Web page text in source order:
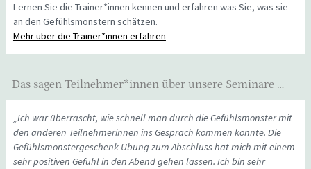
Lernen Sie die Trainer*innen kennen und erfahren was Sie, was sie
an den Gefühlsmonstern schätzen.
Mehr über die Trainer*innen erfahren
Das sagen Teilnehmer*innen über unsere Seminare …
„Ich war überrascht, wie schnell man durch die Gefühlsmonster mit
den anderen Teilnehmerinnen ins Gespräch kommen konnte. Die
Gefühlsmonstergeschenk-Übung zum Abschluss hat mich mit einem
sehr positiven Gefühl in den Abend gehen lassen. Ich bin sehr